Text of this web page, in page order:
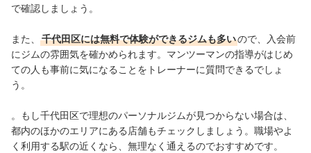
で確認しましょう。
また、 千代田区には無料で体験ができるジムも多いので、入会前
にジムの雰囲気を確かめられます。マンツーマンの指導がはじめ
ての人も事前に気になることをトレーナーに質問できるでしょ
う。
。もし千代田区で理想のパーソナルジムが見つからない場合は、
都内のほかのエリアにある店舗もチェックしましょう。職場やよ
く利用する駅の近くなら、無理なく通えるのでおすすめです。